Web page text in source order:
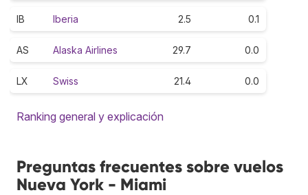
IB Iberia 2.5 0.1
AS Alaska Airlines 29.7 0.0
LX Swiss 21.4 0.0
Ranking general y explicación
Preguntas frecuentes sobre vuelos
Nueva York - Miami